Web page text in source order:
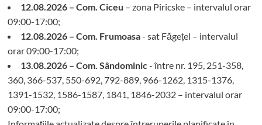
12.08.2026 – Com. Ciceu – zona Piricske – intervalul orar
09:00-17:00;
12.08.2026 – Com. Frumoasa- sat Făgețel – intervalul
orar 09:00-17:00;
13.08.2026 – Com. Sândominic - între nr. 195, 251-358,
360, 366-537, 550-692, 792-889, 966-1262, 1315-1376,
1391-1532, 1586-1587, 1841, 1846-2032 – intervalul orar
09:00-17:00;